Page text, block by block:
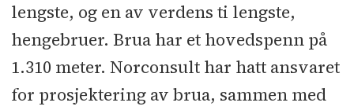
lengste, og en av verdens ti lengste,
hengebruer. Brua har et hovedspenn på
1.310 meter. Norconsult har hatt ansvaret
for prosjektering av brua, sammen med